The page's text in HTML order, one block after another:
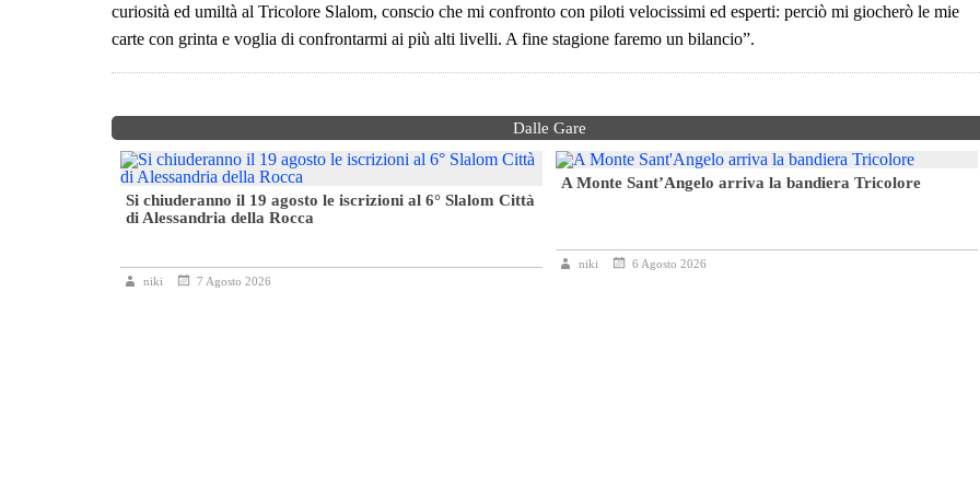
curiosità ed umiltà al Tricolore Slalom, conscio che mi confronto con piloti velocissimi ed esperti: perciò mi giocherò le mie
carte con grinta e voglia di confrontarmi ai più alti livelli. A fine stagione faremo un bilancio”.
Dalle Gare
Si chiuderanno il 19 agosto le iscrizioni al 6° Slalom Città
di Alessandria della Rocca
niki 7 Agosto 2026
A Monte Sant’Angelo arriva la bandiera Tricolore
niki 6 Agosto 2026